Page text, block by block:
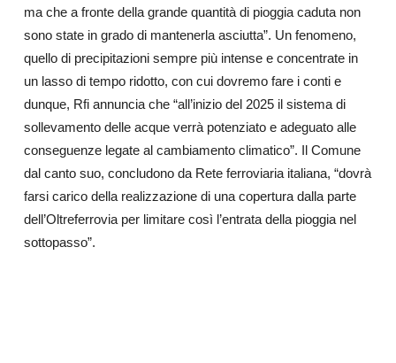
ma che a fronte della grande quantità di pioggia caduta non
sono state in grado di mantenerla asciutta”. Un fenomeno,
quello di precipitazioni sempre più intense e concentrate in
un lasso di tempo ridotto, con cui dovremo fare i conti e
dunque, Rfi annuncia che “all’inizio del 2025 il sistema di
sollevamento delle acque verrà potenziato e adeguato alle
conseguenze legate al cambiamento climatico”. Il Comune
dal canto suo, concludono da Rete ferroviaria italiana, “dovrà
farsi carico della realizzazione di una copertura dalla parte
dell’Oltreferrovia per limitare così l’entrata della pioggia nel
sottopasso”.